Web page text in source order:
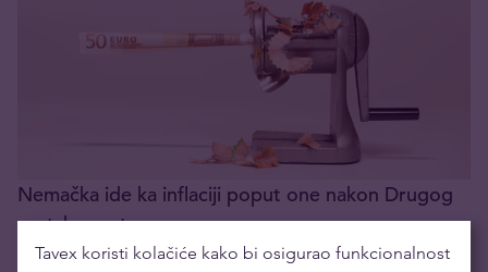
Nemačka ide ka inflaciji poput one nakon Drugog
svetskog rata
06.06.2022
Tavex koristi kolačiće kako bi osigurao funkcionalnost